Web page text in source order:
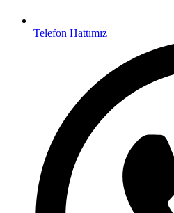
Telefon Hattımız